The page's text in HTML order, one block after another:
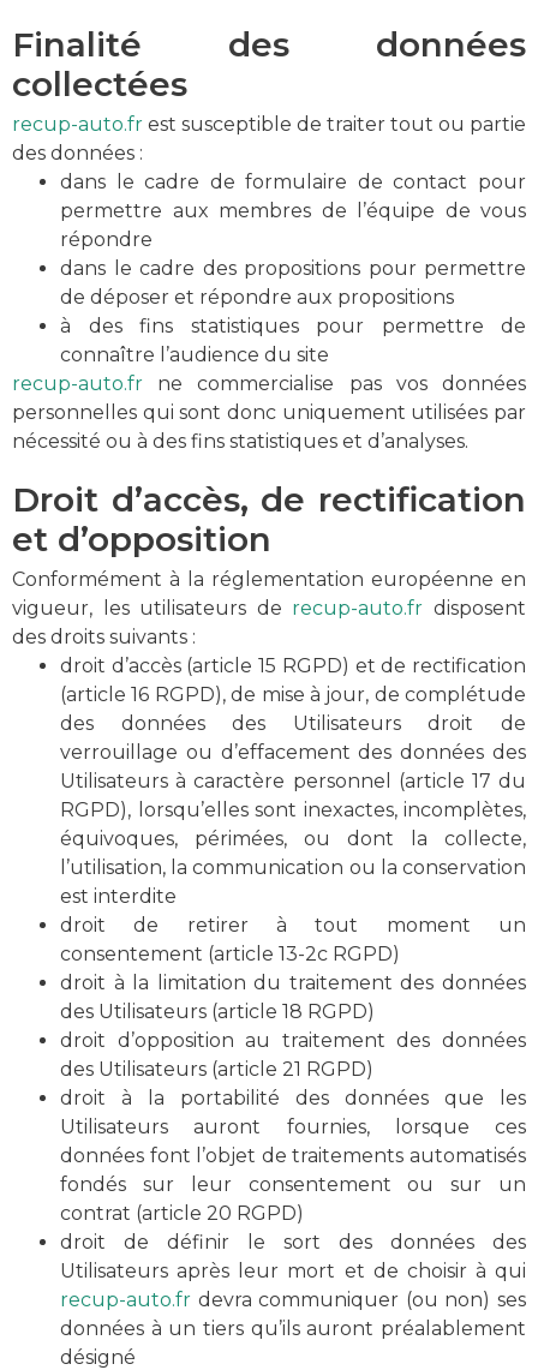
Finalité des données
collectées
recup-auto.fr est susceptible de traiter tout ou partie
des données :
dans le cadre de formulaire de contact pour
permettre aux membres de l’équipe de vous
répondre
dans le cadre des propositions pour permettre
de déposer et répondre aux propositions
à des fins statistiques pour permettre de
connaître l’audience du site
recup-auto.fr ne commercialise pas vos données
personnelles qui sont donc uniquement utilisées par
nécessité ou à des fins statistiques et d’analyses.
Droit d’accès, de rectification
et d’opposition
Conformément à la réglementation européenne en
vigueur, les utilisateurs de recup-auto.fr disposent
des droits suivants :
droit d’accès (article 15 RGPD) et de rectification
(article 16 RGPD), de mise à jour, de complétude
des données des Utilisateurs droit de
verrouillage ou d’effacement des données des
Utilisateurs à caractère personnel (article 17 du
RGPD), lorsqu’elles sont inexactes, incomplètes,
équivoques, périmées, ou dont la collecte,
l’utilisation, la communication ou la conservation
est interdite
droit de retirer à tout moment un
consentement (article 13-2c RGPD)
droit à la limitation du traitement des données
des Utilisateurs (article 18 RGPD)
droit d’opposition au traitement des données
des Utilisateurs (article 21 RGPD)
droit à la portabilité des données que les
Utilisateurs auront fournies, lorsque ces
données font l’objet de traitements automatisés
fondés sur leur consentement ou sur un
contrat (article 20 RGPD)
droit de définir le sort des données des
Utilisateurs après leur mort et de choisir à qui
recup-auto.fr devra communiquer (ou non) ses
données à un tiers qu’ils auront préalablement
désigné
Comment venir
chez récup auto